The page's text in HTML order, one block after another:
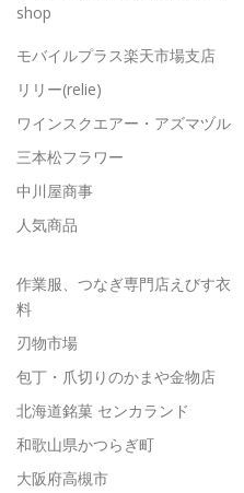
shop
モバイルプラス楽天市場支店
リリー(relie)
ワインスクエアー・アズマヅル
三本松フラワー
中川屋商事
人気商品
作業服、つなぎ専門店えびす衣
料
刃物市場
包丁・爪切りのかまや金物店
北海道銘菓 センカランド
和歌山県かつらぎ町
大阪府高槻市